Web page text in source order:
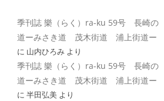
季刊誌 樂（らく）ra-ku 59号 長崎の
道ーみさき道 茂木街道 浦上街道ー
に 山内ひろみ より
季刊誌 樂（らく）ra-ku 59号 長崎の
道ーみさき道 茂木街道 浦上街道ー
に 半田弘美 より